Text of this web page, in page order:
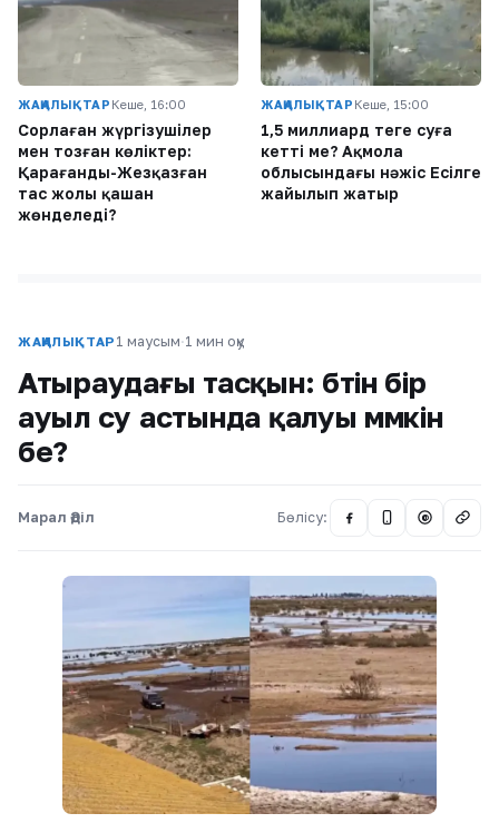
ЖАҢАЛЫҚТАР Кеше, 16:00
Сорлаған жүргізушілер
мен тозған көліктер:
Қарағанды-Жезқазған
тас жолы қашан
жөнделеді?
ЖАҢАЛЫҚТАР Кеше, 15:00
1,5 миллиард теңге суға
кетті ме? Ақмола
облысындағы нәжіс Есілге
жайылып жатыр
ЖАҢАЛЫҚТАР 1 маусым·1 мин оқу
Атыраудағы тасқын: бүтін бір
ауыл су астында қалуы мүмкін
бе?
Марал Әділ Бөлісу: @